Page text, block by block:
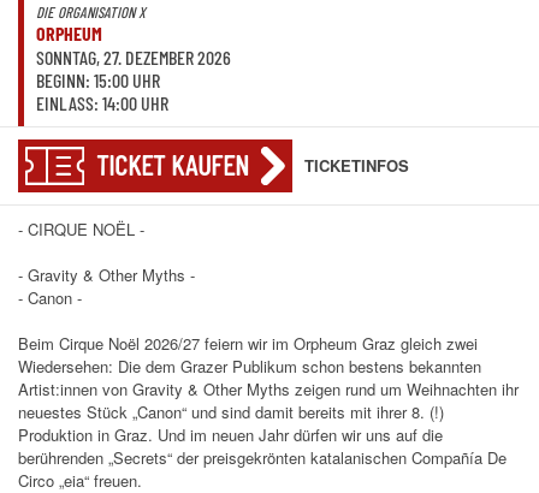
DIE ORGANISATION X
ORPHEUM
SONNTAG, 27. DEZEMBER 2026
BEGINN: 15:00 UHR
EINLASS: 14:00 UHR
TICKET KAUFEN TICKETINFOS
- CIRQUE NOËL -
- Gravity & Other Myths -
- Canon -
Beim Cirque Noël 2026/27 feiern wir im Orpheum Graz gleich zwei
Wiedersehen: Die dem Grazer Publikum schon bestens bekannten
Artist:innen von Gravity & Other Myths zeigen rund um Weihnachten ihr
neuestes Stück „Canon“ und sind damit bereits mit ihrer 8. (!)
Produktion in Graz. Und im neuen Jahr dürfen wir uns auf die
berührenden „Secrets“ der preisgekrönten katalanischen Compañía De
Circo „eia“ freuen.